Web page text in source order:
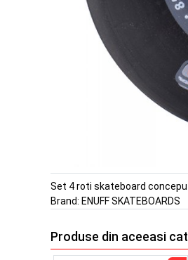
Set 4 roti skateboard
Brand: ENUFF SKATEBOARDS
Produse din aceeasi